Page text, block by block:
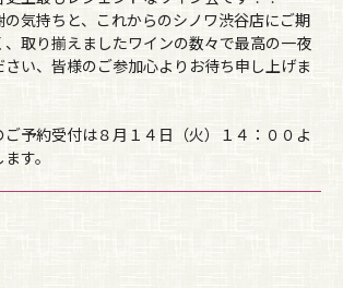
の気持ちと、これからのシノワ渋谷店にご期
取り揃えましたワインの数々で最高の一夜
い、皆様のご参加心よりお待ち申し上げま
予約受付は８月１４日（火）１４：００よ
す。